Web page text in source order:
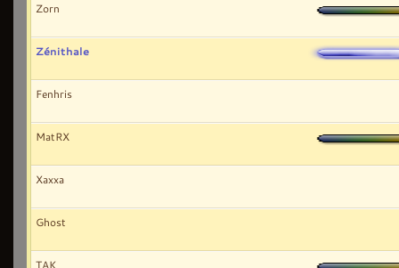
Zorn
Zénithale
Fenhris
MatRX
Xaxxa
Ghost
TAK